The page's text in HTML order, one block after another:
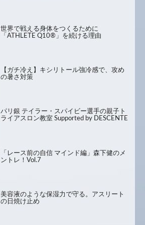
世界で戦える身体をつくるために
「ATHLETE Q10®」を続ける理由
【ガチ冷え】キシリトール強冷感で、攻め
の暑さ対策
パリ銀 テイラー・スパイビー選手の親子ト
ライアスロン教室 Supported by DESCENTE
「レース前の自信 マインド編」森下健のメ
ントレ！Vol.7
美容液のような保湿力で守る。アスリート
の日焼け止め